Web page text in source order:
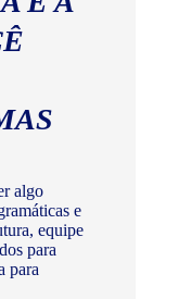
algo
e
equipe
para
para